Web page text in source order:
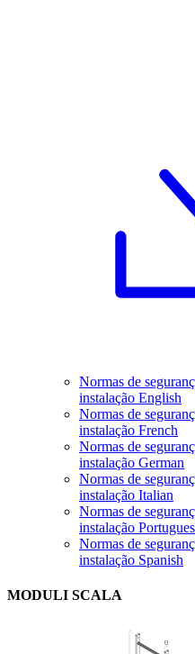
Normas de
instalação English
Normas de
instalação French
Normas de
instalação German
Normas de
instalação Italian
Normas de
instalação
Normas de
instalação Spanish
MODULI SCALA